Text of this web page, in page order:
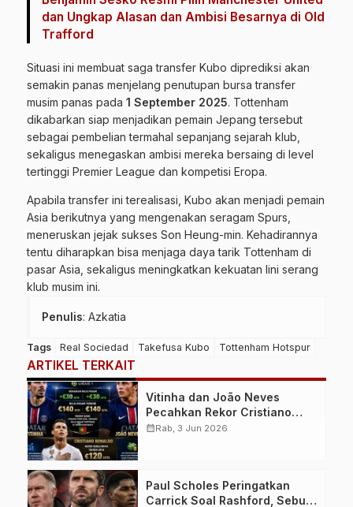
dan Ungkap Alasan dan Ambisi Besarnya di Old
Trafford
Situasi ini membuat saga transfer Kubo diprediksi akan
semakin panas menjelang penutupan bursa transfer
musim panas pada 1 September 2025. Tottenham
dikabarkan siap menjadikan pemain Jepang tersebut
sebagai pembelian termahal sepanjang sejarah klub,
sekaligus menegaskan ambisi mereka bersaing di level
tertinggi Premier League dan kompetisi Eropa.
Apabila transfer ini terealisasi, Kubo akan menjadi pemain
Asia berikutnya yang mengenakan seragam Spurs,
meneruskan jejak sukses Son Heung-min. Kehadirannya
tentu diharapkan bisa menjaga daya tarik Tottenham di
pasar Asia, sekaligus meningkatkan kekuatan lini serang
klub musim ini.
Penulis: Azkatia
Tags Real Sociedad Takefusa Kubo Tottenham Hotspur
ARTIKEL TERKAIT
Vitinha dan João Neves
Pecahkan Rekor Cristiano
Ronaldo, Jadi Pemain Portugal
calendar_monthRab, 3 Jun 2026
Paul Scholes Peringatkan
Carrick Soal Rashford, Sebut